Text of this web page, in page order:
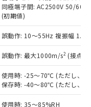
同極端子間: AC2500V 50/
(初期値)
誤動作: 10～55Hz 複振幅
誤動作: 最大1000m/s2 (接点
使用時: -25～70℃ (ただし、氷
保存時: -40～80℃ (ただし、氷
使用時: 35～85%RH
照会結果は、
の社内デー
のであり、閲
在庫および標
ることをご
準価格はお客
客様担当のオ
当社販売員に
す。
以下、 カド
リ臭化ビフェニル
ェニルエーテル類
タル酸ジブチル
イソブチル
御機器に対する
：
、 Cd(カドミウ
ポリ臭化ビフェ
ジフェニルエーテ
フタル酸ジ
酸ブチルベンジ
: 1000ppm
定める商品
う）を輸出
場合は、日本
役務取引許
な手続きを
る場合は、完
に輸出されな
す。
器、ミサイ
り
が在庫あり